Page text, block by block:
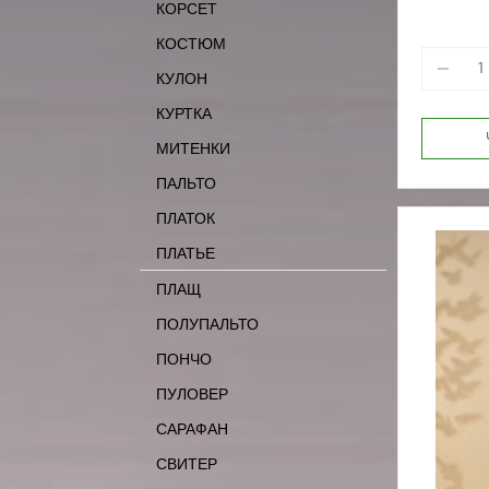
КОРСЕТ
КОСТЮМ
КУЛОН
КУРТКА
МИТЕНКИ
ПАЛЬТО
ПЛАТОК
ПЛАТЬЕ
ПЛАЩ
ПОЛУПАЛЬТО
ПОНЧО
ПУЛОВЕР
САРАФАН
СВИТЕР